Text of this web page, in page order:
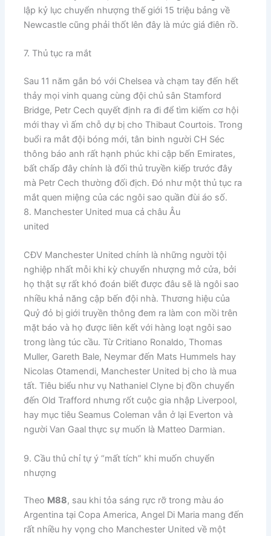
lập kỷ lục chuyển nhượng thế giới 15 triệu bảng về
Newcastle cũng phải thốt lên đây là mức giá điên rồ.
7. Thủ tục ra mắt
​Sau 11 năm gắn bó với Chelsea và chạm tay đến hết
thảy mọi vinh quang cùng đội chủ sân Stamford
Bridge, Petr Cech quyết định ra đi để tìm kiếm cơ hội
mới thay vì ấm chỗ dự bị cho Thibaut Courtois. Trong
buổi ra mắt đội bóng mới, tân binh người CH Séc
thông báo anh rất hạnh phúc khi cập bến Emirates,
bất chấp đây chính là đối thủ truyền kiếp trước đây
mà Petr Cech thường đối địch. Đó như một thủ tục ra
mắt quen miệng của các ngôi sao quần đùi áo số.
8. Manchester United mua cả châu Âu
united
CĐV Manchester United chính là những người tội
nghiệp nhất mỗi khi kỳ chuyển nhượng mở cửa, bởi
họ thật sự rất khó đoán biết được đâu sẽ là ngôi sao
nhiều khả năng cập bến đội nhà. Thương hiệu của
Quỷ đỏ bị giới truyền thông đem ra làm con mồi trên
mặt báo và họ được liên kết với hàng loạt ngôi sao
trong làng túc cầu. Từ Critiano Ronaldo, Thomas
Muller, Gareth Bale, Neymar đến Mats Hummels hay
Nicolas Otamendi, Manchester United bị cho là mua
tất. Tiêu biểu như vụ Nathaniel Clyne bị đồn chuyển
đến Old Trafford nhưng rốt cuộc gia nhập Liverpool,
hay mục tiêu Seamus Coleman vẫn ở lại Everton và
người Van Gaal thực sự muốn là Matteo Darmian.
9. Cầu thủ chỉ tự ý “mất tích” khi muốn chuyển
nhượng
​Theo M88, sau khi tỏa sáng rực rỡ trong màu áo
Argentina tại Copa America, Angel Di Maria mang đến
rất nhiều hy vọng cho Manchester United về một